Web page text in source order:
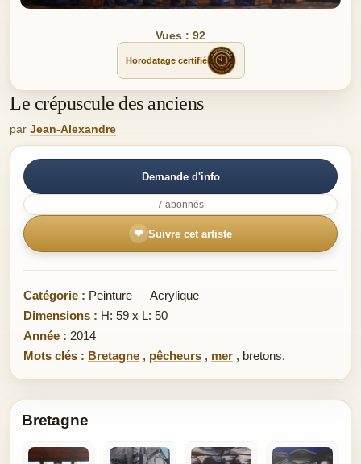
Vues : 92
Horodatage certifié
Le crépuscule des anciens
par Jean-Alexandre
Demande d'info
7 abonnés
❤ Suivre cet artiste
Catégorie : Peinture — Acrylique
Dimensions : H: 59 x L: 50
Année : 2014
Mots clés : Bretagne , pêcheurs , mer , bretons.
Bretagne